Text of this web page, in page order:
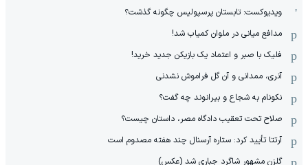
ویدیوکست: تابستان پرسپولیس چگونه گذشت؟
مدافع میانی در ملوان کمیاب شد!
فلیک با صبر و اعتماد یک بازیکن جدید خرید!
آنری، ممدانی و آن گل فراموش نشدنی
نکونام به شجاع و بیرانوند چه گفت؟
صلاح تحت تعقیب دادگاه مصر، داستان چیست؟
آرتتا تأیید کرد: ستاره آرسنال چند هفته مصدوم است
گلزن مشهور شاگرد جباری شد (عکس)